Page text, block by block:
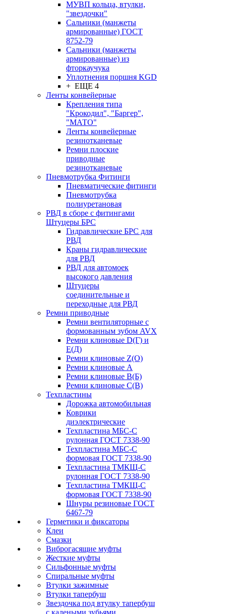
МУВП кольца, втулки,
"звездочки"
Сальники (манжеты
армированные) ГОСТ
8752-79
Сальники (манжеты
армированные) из
фторкаучука
Уплотнения поршня KGD
+ ЕЩЕ 4
Ленты конвейерные
Крепления типа
"Крокодил", "Баргер",
"МАТО"
Ленты конвейерные
резинотканевые
Ремни плоские
приводные
резинотканевые
Пневмотрубка Фитинги
Пневматические фитинги
Пневмотрубка
полиуретановая
РВД в сборе с фитингами
Штуцеры БРС
Гидравлические БРС для
РВД
Краны гидравлические
для РВД
РВД для автомоек
высокого давления
Штуцеры
соединительные и
переходные для РВД
Ремни приводные
Ремни вентиляторные с
формованным зубом AVX
Ремни клиновые D(Г) и
Е(Д)
Ремни клиновые Z(О)
Ремни клиновые А
Ремни клиновые В(Б)
Ремни клиновые С(В)
Техпластины
Дорожка автомобильная
Коврики
диэлектрические
Техпластина МБС-С
рулонная ГОСТ 7338-90
Техпластина МБС-С
формовая ГОСТ 7338-90
Техпластина ТМКЩ-С
рулонная ГОСТ 7338-90
Техпластина ТМКЩ-С
формовая ГОСТ 7338-90
Шнуры резиновые ГОСТ
6467-79
Герметики и фиксаторы
Клеи
Смазки
Виброгасящие муфты
Жесткие муфты
Сильфонные муфты
Спиральные муфты
Втулки зажимные
Втулки тапербуш
Звездочка под втулку тапербуш
c калеными зубьями